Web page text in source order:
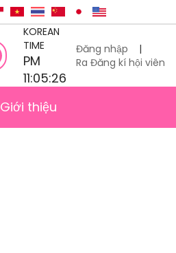
KOREAN
TIME
PM
11:05:26
Đăng nhập
|
Ra Đăng kí hội viên
Giới thiệu